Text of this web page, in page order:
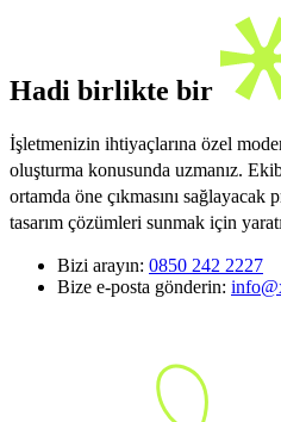
Hadi birlikte bir
İşletmenizin ihtiyaçlarına özel
oluşturma konusunda uzmanız.
ortamda öne çıkmasını
tasarım çözümleri sunmak için
Bizi arayın: 0850 242 2227
Bize e-posta gönderin: